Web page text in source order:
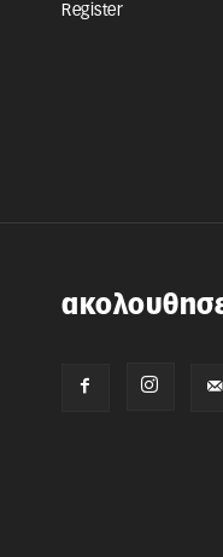
Register